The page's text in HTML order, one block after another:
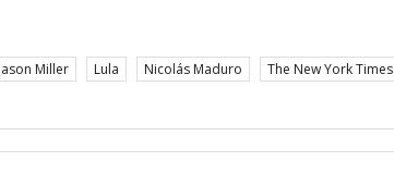
Jason Miller Lula Nicolás Maduro The New York Times